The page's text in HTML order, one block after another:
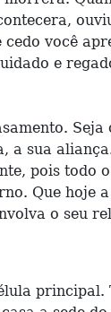
cedo você
e
Seja
a sua
pois todo
Que hoje a
o seu
principal.